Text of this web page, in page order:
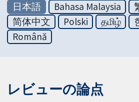
日本語
Bahasa Malaysia
简体中文
Polski தமிழ்
Română
レビューの論点